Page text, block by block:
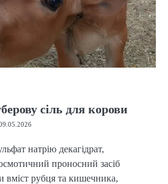
сіль для корови
натрію декагідрат,
проносний засіб
вміст рубця та кишечника,